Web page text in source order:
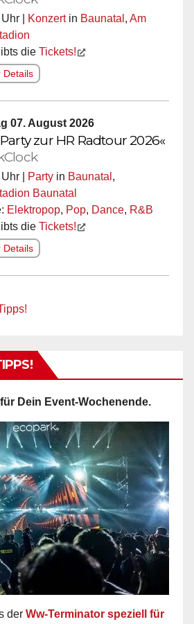
| Konzertin Baunatal , Am
die Tickets!
Details
07. August 2026
zur HR Radtour 2026«
| Party in Baunatal ,
Baunatal
Elektropop, Pop, Dance, R&B
die Tickets!
Details
Dein Event-Wochenende.
der Ww-Terminator speziell für